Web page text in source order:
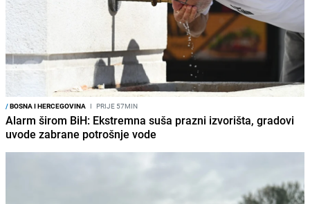
/BOSNA I HERCEGOVINA I PRIJE 57MIN
Alarm širom BiH: Ekstremna suša prazni izvorišta, gradovi
uvode zabrane potrošnje vode